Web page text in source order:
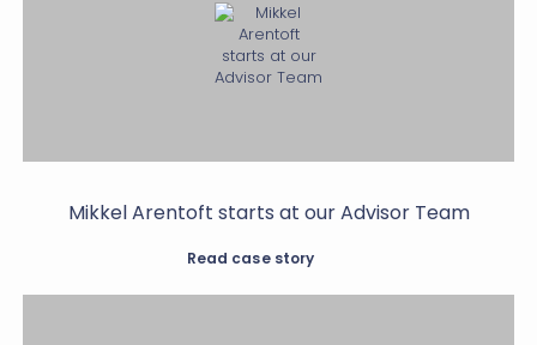
Mikkel Arentoft starts at our Advisor Team
Read case story